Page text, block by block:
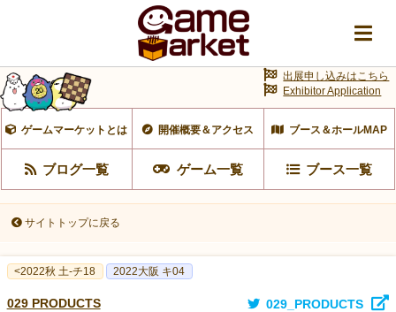
ゲームマーケットとは 開催概要＆アクセス ブース＆ホールMAP
ブログ一覧 ゲーム一覧 ブース一覧
出展申し込みはこちら
Exhibitor Application
サイトトップに戻る
<2022秋 土-チ18 2022大阪 キ04
029 PRODUCTS 029_PRODUCTS